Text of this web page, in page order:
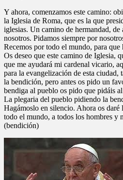
Y ahora, comenzamos este camino:
la Iglesia de Roma, que es la que
iglesias. Un camino de hermandad, de
nosotros. Pidamos siempre por
Recemos por todo el mundo, para que
Os deseo que este camino de Iglesia,
que me ayudará mi cardenal vicario,
para la evangelización de esta ciudad,
la bendición, pero antes os pido un
bendiga al pueblo os pido que pidáis
La plegaria del pueblo pidiendo la
Hagámoslo en silencio. Ahora os daré
todo el mundo, a todos los hombres y
(bendición)